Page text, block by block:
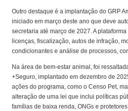
Outro destaque é a implantação do GRP
iniciado em março deste ano que deve
secretaria até março de 2027. A
licenças, fiscalização, autos de infração,
condicionantes e análise de processos,
Na área de bem-estar animal, foi
+Seguro, implantado em dezembro de
ações do programa, como o Censo Pet,
alteração de uma lei que inclui políticas
famílias de baixa renda, ONGs e